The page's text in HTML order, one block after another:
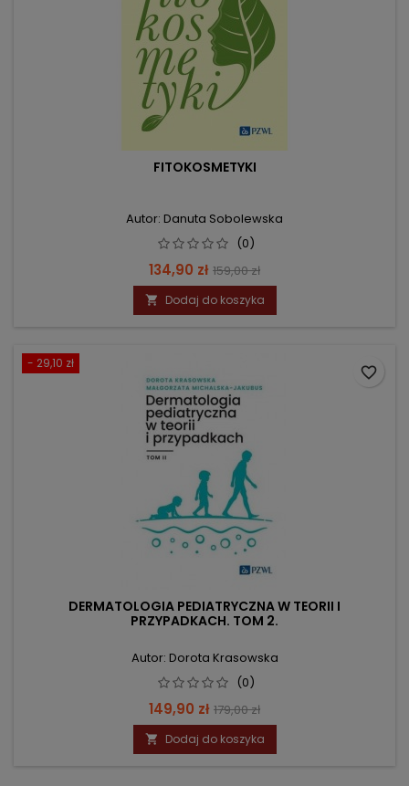
FITOKOSMETYKI
Autor: Danuta Sobolewska
(0)
Cena
134,90 zł Cena
podstawowa
159,00 zł
 Dodaj do koszyka
- 29,10 zł
DERMATOLOGIA PEDIATRYCZNA W TEORII I
PRZYPADKACH. TOM 2.
Autor: Dorota Krasowska
(0)
Cena
149,90 zł Cena
podstawowa
179,00 zł
 Dodaj do koszyka
favorite_border